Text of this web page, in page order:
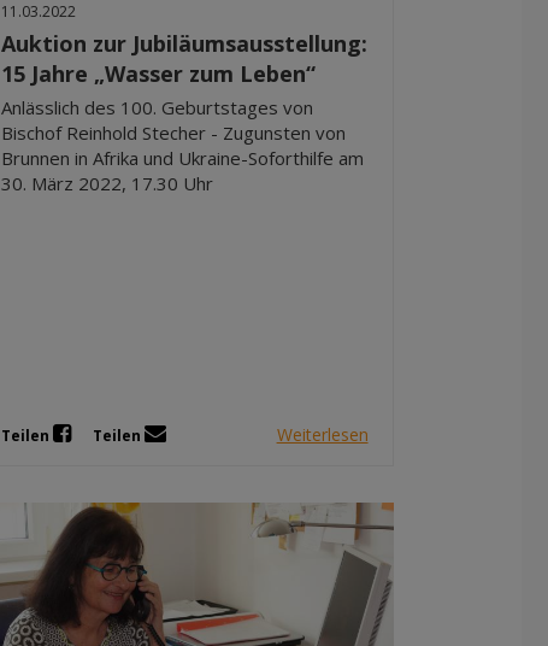
11.03.2022
Auktion zur Jubiläumsausstellung:
15 Jahre „Wasser zum Leben“
Anlässlich des 100. Geburtstages von
Bischof Reinhold Stecher - Zugunsten von
Brunnen in Afrika und Ukraine-Soforthilfe am
30. März 2022, 17.30 Uhr
Teilen Teilen Weiterlesen